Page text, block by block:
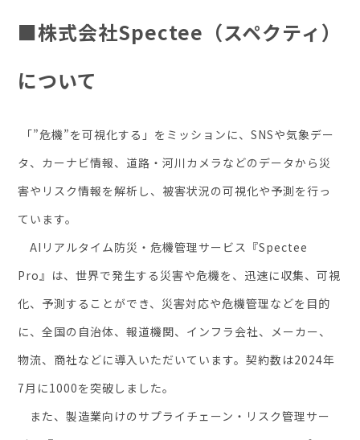
■株式会社Spectee（スペクティ）
について
「”危機”を可視化する」をミッションに、SNSや気象デー
タ、カーナビ情報、道路・河川カメラなどのデータから災
害やリスク情報を解析し、被害状況の可視化や予測を行っ
ています。
AIリアルタイム防災・危機管理サービス『Spectee
Pro』は、世界で発生する災害や危機を、迅速に収集、可視
化、予測することができ、災害対応や危機管理などを目的
に、全国の自治体、報道機関、インフラ会社、メーカー、
物流、商社などに導入いただいています。契約数は2024年
7月に1000を突破しました。
また、製造業向けのサプライチェーン・リスク管理サー